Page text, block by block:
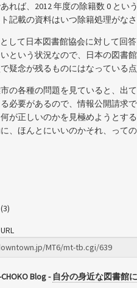
れば、2012 年度の除籍数 0 と
記載の資料はいつ除籍処理がな
して日本図書館協会に対して回
という状況なので、日本の図書
疑念が残るものにはなっている
の各種の問題を見ていると、出
必要があるので、情報公開請求
が正しいのかを見極めようとす
、ほんとにいいのかそれ、っての
Blog - 自分の身近な図書館